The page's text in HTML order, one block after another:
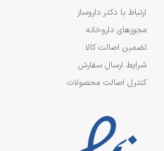
ارتباط با دکتر داروساز
مجوزهای داروخانه
تضمین اصالت کالا
شرایط ارسال سفارش
کنترل اصالت محصولات